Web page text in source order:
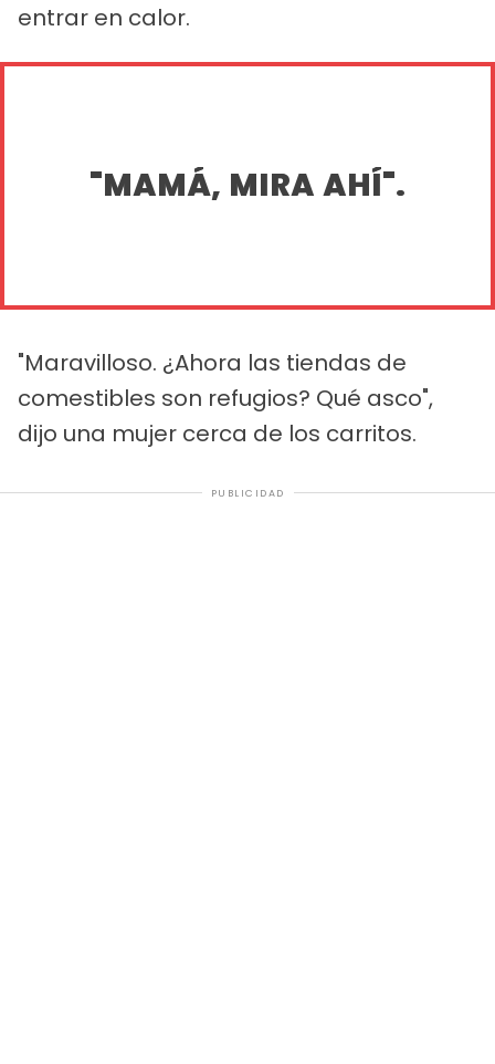
entrar en calor.
"MAMÁ, MIRA AHÍ".
"Maravilloso. ¿Ahora las tiendas de
comestibles son refugios? Qué asco",
dijo una mujer cerca de los carritos.
PUBLICIDAD